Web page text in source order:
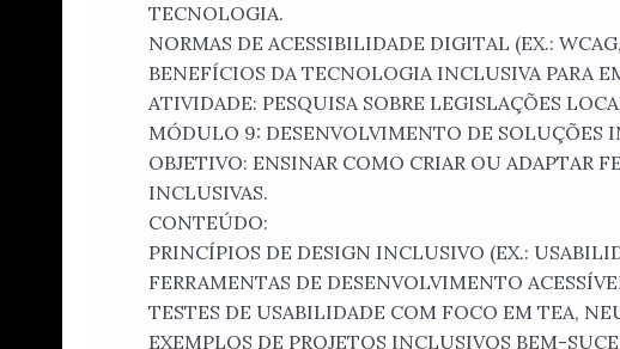
TECNOLOGIA.
NORMAS DE ACESSIBILIDADE DIGITAL (EX.:
BENEFÍCIOS DA TECNOLOGIA INCLUSIVA PARA
ATIVIDADE: PESQUISA SOBRE LEGISLAÇÕES
MÓDULO 9: DESENVOLVIMENTO DE SOLUÇÕES
OBJETIVO: ENSINAR COMO CRIAR OU ADAPTAR
INCLUSIVAS.
CONTEÚDO:
PRINCÍPIOS DE DESIGN INCLUSIVO (EX.:
FERRAMENTAS DE DESENVOLVIMENTO
TESTES DE USABILIDADE COM FOCO EM TEA,
EXEMPLOS DE PROJETOS INCLUSIVOS BEM-